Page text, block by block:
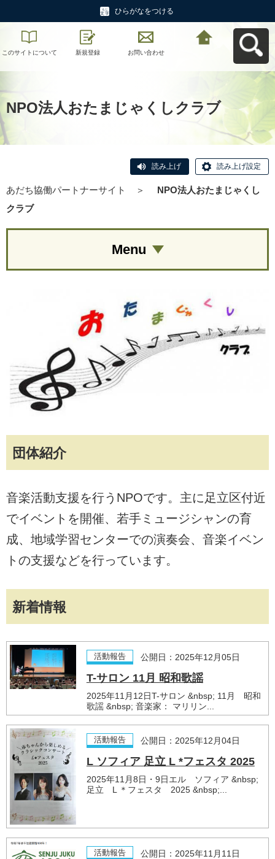
ひらがなをつける
このサイトについて 新規登録 お問い合わせ
NPO法人おたまじゃくしクラブ
読み上げ 読み上げ設定
あだち協働パートナーサイト ＞
NPO法人おたまじゃくし
クラブ
団体紹介
音楽活動支援を行うNPOです。主に足立区付近
でイベントを開催、若手ミュージシャンの育
成、地域学習センターでの演奏会、音楽イベン
トの支援などを行っています。
新着情報
活動報告 公開日：2025年12月05日
T-サロン 11月 昭和歌謡
2025年11月12日T-サロン &nbsp; 11月 昭和
歌謡 &nbsp; 音楽家： マリリン...
活動報告 公開日：2025年12月04日
L ソフィア 足立 L *フェスタ 2025
2025年11月8日・9日エル ソフィア &nbsp;
足立 L ＊フェスタ 2025 &nbsp;...
活動報告 公開日：2025年11月11日
Menu